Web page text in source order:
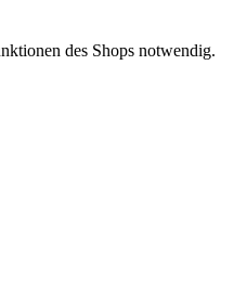
des Shops notwendig.